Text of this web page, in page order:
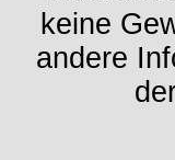
keine
andere